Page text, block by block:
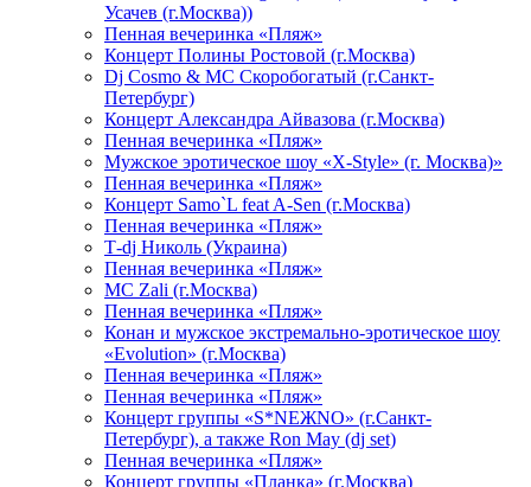
Усачев (г.Москва))
Пенная вечеринка «Пляж»
Концерт Полины Ростовой (г.Москва)
Dj Cosmo & МС Скоробогатый (г.Санкт-
Петербург)
Концерт Александра Айвазова (г.Москва)
Пенная вечеринка «Пляж»
Мужское эротическое шоу «X-Style» (г. Москва)»
Пенная вечеринка «Пляж»
Концерт Samo`L feat A-Sen (г.Москва)
Пенная вечеринка «Пляж»
Т-dj Николь (Украина)
Пенная вечеринка «Пляж»
МС Zali (г.Москва)
Пенная вечеринка «Пляж»
Конан и мужское экстремально-эротическое шоу
«Evolution» (г.Москва)
Пенная вечеринка «Пляж»
Пенная вечеринка «Пляж»
Концерт группы «S*NEЖNO» (г.Санкт-
Петербург), а также Ron May (dj set)
Пенная вечеринка «Пляж»
Концерт группы «Планка» (г.Москва)